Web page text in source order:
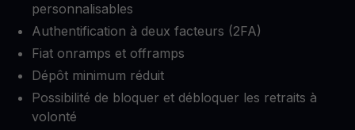
personnalisables
Authentification à deux facteurs (2FA)
Fiat onramps et offramps
Dépôt minimum réduit
Possibilité de bloquer et débloquer les retraits à
volonté